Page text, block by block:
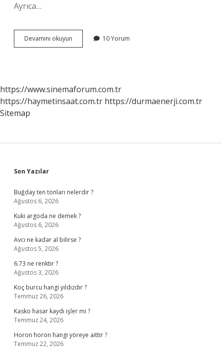
Ayrıca…
Devamını okuyun
Mu
Midir
10 Yorum
https://www.sinemaforum.com.tr
https://haymetinsaat.com.tr https://durmaenerji.com.tr
Sitemap
Sidebar
Son Yazılar
Buğday ten tonları nelerdir ?
Ağustos 6, 2026
Kuki argoda ne demek ?
Ağustos 6, 2026
Avcı ne kadar al bilirse ?
Ağustos 5, 2026
6.73 ne renktir ?
Ağustos 3, 2026
Koç burcu hangi yıldızdır ?
Temmuz 26, 2026
Kasko hasar kaydı işler mi ?
Temmuz 24, 2026
Horon horon hangi yöreye aittir ?
Temmuz 22, 2026